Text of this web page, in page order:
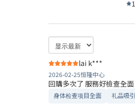
1
lai k***
2026-02-25恒隆中心
回購多次了 服務好檢查全面
身体检查项目全面 礼品吸引